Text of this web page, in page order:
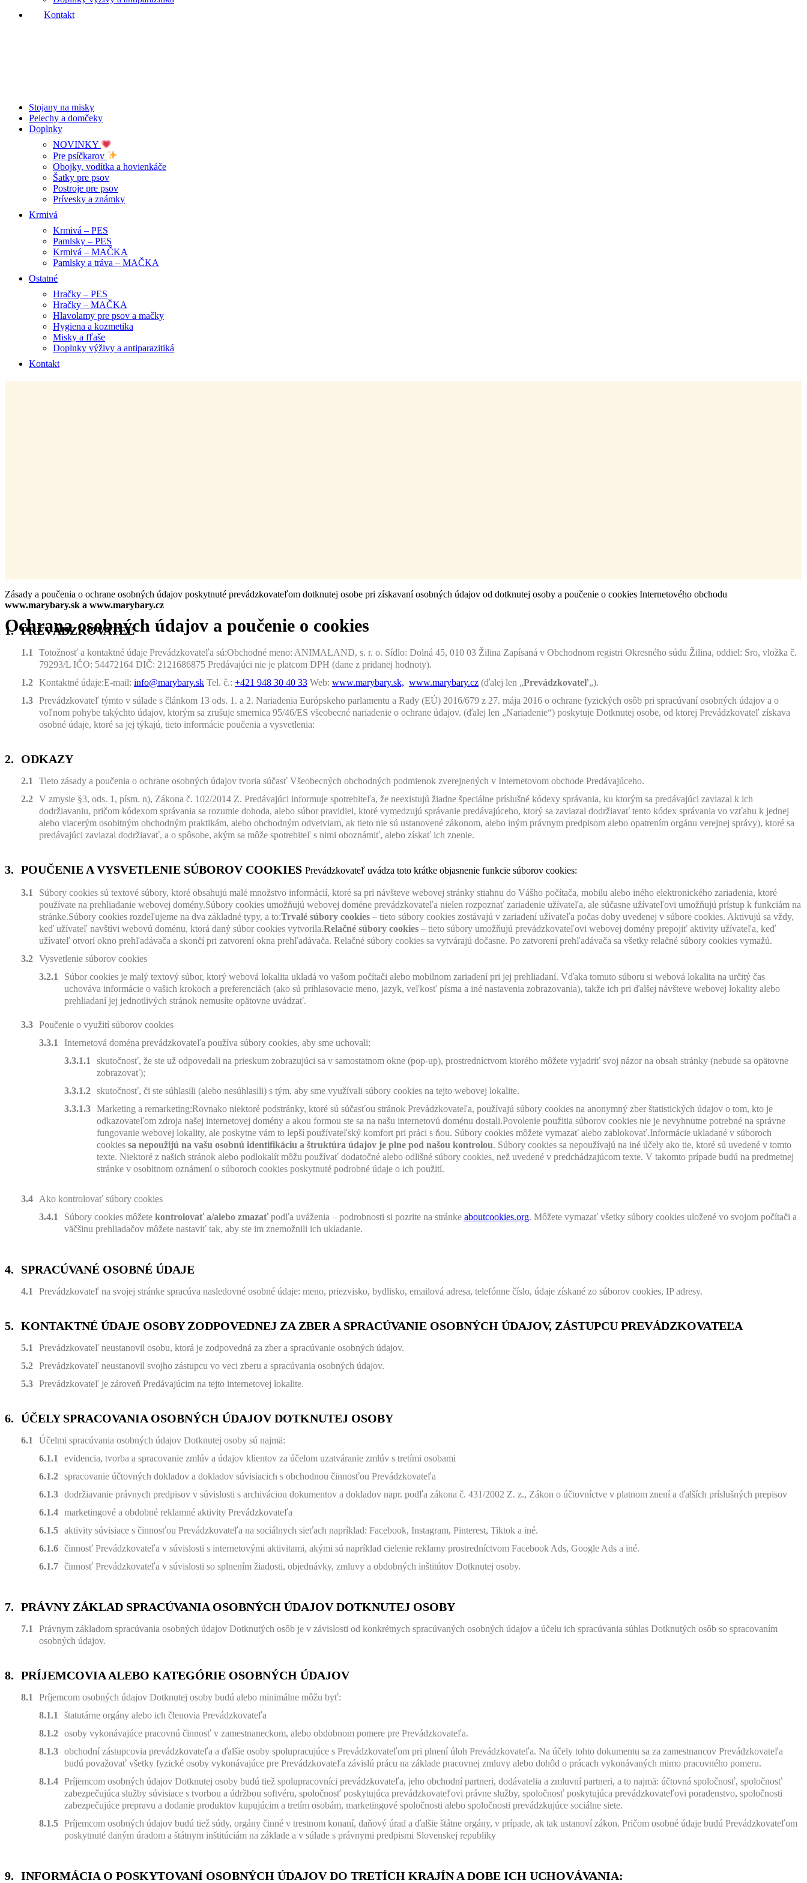
Kontakt
Stojany na misky
Pelechy a domčeky
Doplnky
NOVINKY
Pre psíčkarov
Obojky, vodítka a hovienkáče
Šatky pre psov
Postroje pre psov
Prívesky a známky
Krmivá
Krmivá – PES
Pamlsky – PES
Krmivá – MAČKA
Pamlsky a tráva – MAČKA
Ostatné
Hračky – PES
Hračky – MAČKA
Hlavolamy pre psov a mačky
Hygiena a kozmetika
Misky a fľaše
Doplnky výživy a antiparazitiká
Kontakt
Ochrana osobných údajov a poučenie o cookies
Zásady a poučenia o ochrane osobných údajov poskytnuté prevádzkovateľom dotknutej osobe pri získavaní osobných údajov od dotknutej osoby a poučenie o cookies Internetového obchodu
www.marybary.sk a www.marybary.cz
PREVÁDZKOVATEĽ
Totožnosť a kontaktné údaje Prevádzkovateľa sú:Obchodné meno: ANIMALAND, s. r. o. Sídlo: Dolná 45, 010 03 Žilina Zapísaná v Obchodnom registri Okresného súdu Žilina, oddiel: Sro, vložka č.
79293/L IČO: 54472164 DIČ: 2121686875 Predávajúci nie je platcom DPH (dane z pridanej hodnoty).
Kontaktné údaje:E-mail: info@marybary.sk Tel. č.: +421 948 30 40 33 Web: www.marybary.sk, www.marybary.cz (ďalej len „Prevádzkovateľ„).
Prevádzkovateľ týmto v súlade s článkom 13 ods. 1. a 2. Nariadenia Európskeho parlamentu a Rady (EÚ) 2016/679 z 27. mája 2016 o ochrane fyzických osôb pri spracúvaní osobných údajov a o
voľnom pohybe takýchto údajov, ktorým sa zrušuje smernica 95/46/ES všeobecné nariadenie o ochrane údajov. (ďalej len „Nariadenie“) poskytuje Dotknutej osobe, od ktorej Prevádzkovateľ získava
osobné údaje, ktoré sa jej týkajú, tieto informácie poučenia a vysvetlenia:
ODKAZY
Tieto zásady a poučenia o ochrane osobných údajov tvoria súčasť Všeobecných obchodných podmienok zverejnených v Internetovom obchode Predávajúceho.
V zmysle §3, ods. 1, písm. n), Zákona č. 102/2014 Z. Predávajúci informuje spotrebiteľa, že neexistujú žiadne špeciálne príslušné kódexy správania, ku ktorým sa predávajúci zaviazal k ich
dodržiavaniu, pričom kódexom správania sa rozumie dohoda, alebo súbor pravidiel, ktoré vymedzujú správanie predávajúceho, ktorý sa zaviazal dodržiavať tento kódex správania vo vzťahu k jednej
alebo viacerým osobitným obchodným praktikám, alebo obchodným odvetviam, ak tieto nie sú ustanovené zákonom, alebo iným právnym predpisom alebo opatrením orgánu verejnej správy), ktoré sa
predávajúci zaviazal dodržiavať, a o spôsobe, akým sa môže spotrebiteľ s nimi oboznámiť, alebo získať ich znenie.
POUČENIE A VYSVETLENIE SÚBOROV COOKIES Prevádzkovateľ uvádza toto krátke objasnenie funkcie súborov cookies:
Súbory cookies sú textové súbory, ktoré obsahujú malé množstvo informácií, ktoré sa pri návšteve webovej stránky stiahnu do Vášho počítača, mobilu alebo iného elektronického zariadenia, ktoré
používate na prehliadanie webovej domény.Súbory cookies umožňujú webovej doméne prevádzkovateľa nielen rozpoznať zariadenie užívateľa, ale súčasne užívateľovi umožňujú prístup k funkciám na
stránke.Súbory cookies rozdeľujeme na dva základné typy, a to:Trvalé súbory cookies – tieto súbory cookies zostávajú v zariadení užívateľa počas doby uvedenej v súbore cookies. Aktivujú sa vždy,
keď užívateľ navštívi webovú doménu, ktorá daný súbor cookies vytvorila.Relačné súbory cookies – tieto súbory umožňujú prevádzkovateľovi webovej domény prepojiť aktivity užívateľa, keď
užívateľ otvorí okno prehľadávača a skončí pri zatvorení okna prehľadávača. Relačné súbory cookies sa vytvárajú dočasne. Po zatvorení prehľadávača sa všetky relačné súbory cookies vymažú.
Vysvetlenie súborov cookies
Súbor cookies je malý textový súbor, ktorý webová lokalita ukladá vo vašom počítači alebo mobilnom zariadení pri jej prehliadaní. Vďaka tomuto súboru si webová lokalita na určitý čas
uchováva informácie o vašich krokoch a preferenciách (ako sú prihlasovacie meno, jazyk, veľkosť písma a iné nastavenia zobrazovania), takže ich pri ďalšej návšteve webovej lokality alebo
prehliadaní jej jednotlivých stránok nemusíte opätovne uvádzať.
Poučenie o využití súborov cookies
Internetová doména prevádzkovateľa používa súbory cookies, aby sme uchovali:
skutočnosť, že ste už odpovedali na prieskum zobrazujúci sa v samostatnom okne (pop-up), prostredníctvom ktorého môžete vyjadriť svoj názor na obsah stránky (nebude sa opätovne
zobrazovať);
skutočnosť, či ste súhlasili (alebo nesúhlasili) s tým, aby sme využívali súbory cookies na tejto webovej lokalite.
Marketing a remarketing:Rovnako niektoré podstránky, ktoré sú súčasťou stránok Prevádzkovateľa, používajú súbory cookies na anonymný zber štatistických údajov o tom, kto je
odkazovateľom zdroja našej internetovej domény a akou formou ste sa na našu internetovú doménu dostali.Povolenie použitia súborov cookies nie je nevyhnutne potrebné na správne
fungovanie webovej lokality, ale poskytne vám to lepší používateľský komfort pri práci s ňou. Súbory cookies môžete vymazať alebo zablokovať.Informácie ukladané v súboroch
cookies sa nepoužijú na vašu osobnú identifikáciu a štruktúra údajov je plne pod našou kontrolou. Súbory cookies sa nepoužívajú na iné účely ako tie, ktoré sú uvedené v tomto
texte. Niektoré z našich stránok alebo podlokalít môžu používať dodatočné alebo odlišné súbory cookies, než uvedené v predchádzajúcom texte. V takomto prípade budú na predmetnej
stránke v osobitnom oznámení o súboroch cookies poskytnuté podrobné údaje o ich použití.
Ako kontrolovať súbory cookies
Súbory cookies môžete kontrolovať a/alebo zmazať podľa uváženia – podrobnosti si pozrite na stránke aboutcookies.org. Môžete vymazať všetky súbory cookies uložené vo svojom počítači a
väčšinu prehliadačov môžete nastaviť tak, aby ste im znemožnili ich ukladanie.
SPRACÚVANÉ OSOBNÉ ÚDAJE
Prevádzkovateľ na svojej stránke spracúva nasledovné osobné údaje: meno, priezvisko, bydlisko, emailová adresa, telefónne číslo, údaje získané zo súborov cookies, IP adresy.
KONTAKTNÉ ÚDAJE OSOBY ZODPOVEDNEJ ZA ZBER A SPRACÚVANIE OSOBNÝCH ÚDAJOV, ZÁSTUPCU PREVÁDZKOVATEĽA
Prevádzkovateľ neustanovil osobu, ktorá je zodpovedná za zber a spracúvanie osobných údajov.
Prevádzkovateľ neustanovil svojho zástupcu vo veci zberu a spracúvania osobných údajov.
Prevádzkovateľ je zároveň Predávajúcim na tejto internetovej lokalite.
ÚČELY SPRACOVANIA OSOBNÝCH ÚDAJOV DOTKNUTEJ OSOBY
Účelmi spracúvania osobných údajov Dotknutej osoby sú najmä:
evidencia, tvorba a spracovanie zmlúv a údajov klientov za účelom uzatváranie zmlúv s tretími osobami
spracovanie účtovných dokladov a dokladov súvisiacich s obchodnou činnosťou Prevádzkovateľa
dodržiavanie právnych predpisov v súvislosti s archiváciou dokumentov a dokladov napr. podľa zákona č. 431/2002 Z. z., Zákon o účtovníctve v platnom znení a ďalších príslušných prepisov
marketingové a obdobné reklamné aktivity Prevádzkovateľa
aktivity súvisiace s činnosťou Prevádzkovateľa na sociálnych sieťach napríklad: Facebook, Instagram, Pinterest, Tiktok a iné.
činnosť Prevádzkovateľa v súvislosti s internetovými aktivitami, akými sú napríklad cielenie reklamy prostredníctvom Facebook Ads, Google Ads a iné.
činnosť Prevádzkovateľa v súvislosti so splnením žiadosti, objednávky, zmluvy a obdobných inštitútov Dotknutej osoby.
PRÁVNY ZÁKLAD SPRACÚVANIA OSOBNÝCH ÚDAJOV DOTKNUTEJ OSOBY
Právnym základom spracúvania osobných údajov Dotknutých osôb je v závislosti od konkrétnych spracúvaných osobných údajov a účelu ich spracúvania súhlas Dotknutých osôb so spracovaním
osobných údajov.
PRÍJEMCOVIA ALEBO KATEGÓRIE OSOBNÝCH ÚDAJOV
Príjemcom osobných údajov Dotknutej osoby budú alebo minimálne môžu byť:
štatutárne orgány alebo ich členovia Prevádzkovateľa
osoby vykonávajúce pracovnú činnosť v zamestnaneckom, alebo obdobnom pomere pre Prevádzkovateľa.
obchodní zástupcovia prevádzkovateľa a ďalšie osoby spolupracujúce s Prevádzkovateľom pri plnení úloh Prevádzkovateľa. Na účely tohto dokumentu sa za zamestnancov Prevádzkovateľa
budú považovať všetky fyzické osoby vykonávajúce pre Prevádzkovateľa závislú prácu na základe pracovnej zmluvy alebo dohôd o prácach vykonávaných mimo pracovného pomeru.
Príjemcom osobných údajov Dotknutej osoby budú tiež spolupracovníci prevádzkovateľa, jeho obchodní partneri, dodávatelia a zmluvní partneri, a to najmä: účtovná spoločnosť, spoločnosť
zabezpečujúca služby súvisiace s tvorbou a údržbou softvéru, spoločnosť poskytujúca prevádzkovateľovi právne služby, spoločnosť poskytujúca prevádzkovateľovi poradenstvo, spoločnosti
zabezpečujúce prepravu a dodanie produktov kupujúcim a tretím osobám, marketingové spoločnosti alebo spoločnosti prevádzkujúce sociálne siete.
Príjemcom osobných údajov budú tiež súdy, orgány činné v trestnom konaní, daňový úrad a ďalšie štátne orgány, v prípade, ak tak ustanoví zákon. Pričom osobné údaje budú Prevádzkovateľom
poskytnuté daným úradom a štátnym inštitúciám na základe a v súlade s právnymi predpismi Slovenskej republiky
INFORMÁCIA O POSKYTOVANÍ OSOBNÝCH ÚDAJOV DO TRETÍCH KRAJÍN A DOBE ICH UCHOVÁVANIA: